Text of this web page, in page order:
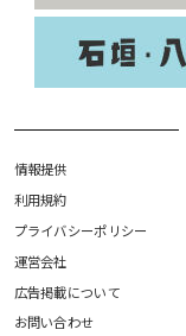
情報提供
利用規約
プライバシーポリシー
運営会社
広告掲載について
お問い合わせ